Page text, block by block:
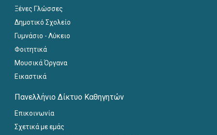
Ξένες Γλώσσες
Δημοτικό Σχολείο
Γυμνάσιο - Λύκειο
Φοιτητικά
Μουσικά Όργανα
Εικαστικά
Πανελλήνιο Δίκτυο Καθηγητών
Επικοινωνία
Σχετικά με εμάς